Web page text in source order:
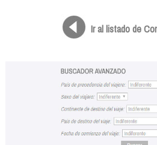
Ir al listado de